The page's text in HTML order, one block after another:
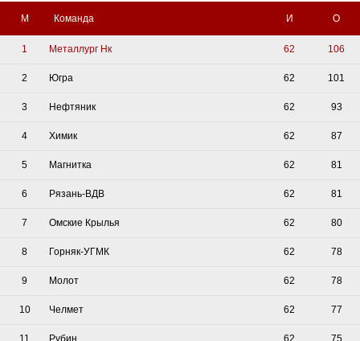
М Команда И О
1 Металлург Нк 62 106
2 Югра 62 101
3 Нефтяник 62 93
4 Химик 62 87
5 Магнитка 62 81
6 Рязань-ВДВ 62 81
7 Омские Крылья 62 80
8 Горняк-УГМК 62 78
9 Молот 62 78
10 Челмет 62 77
11 Рубин 62 75